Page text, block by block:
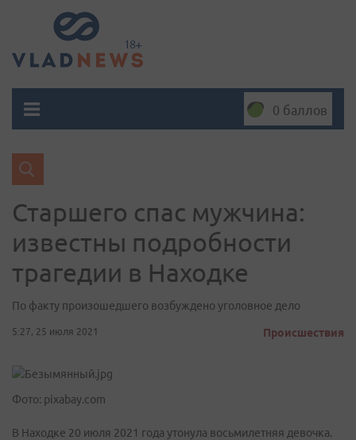
0 баллов
Старшего спас мужчина:
известны подробности
трагедии в Находке
По факту произошедшего возбуждено уголовное дело
5:27, 25 июля 2021 Происшествия
Фото: pixabay.com
В Находке 20 июля 2021 года утонула восьмилетняя девочка.